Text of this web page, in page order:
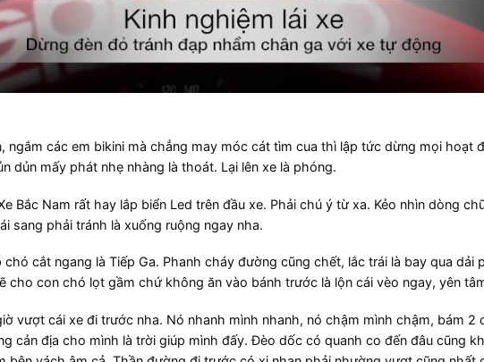
ngắm các em bikini mà chẳng may móc cát tìm cua thì lập tức dừng mọi hoạt
dủn mấy phát nhẹ nhàng là thoát. Lại lên xe là phóng.​
Bắc Nam rất hay lắp biển Led trên đầu xe. Phải chú ý từ xa. Kẻo nhìn dòng
sang phải tránh là xuống ruộng ngay nha.​
cắt ngang là Tiếp Ga. Phanh cháy đường cũng chết, lắc trái là bay qua dải
cho con chó lọt gầm chứ không ăn vào bánh trước là lộn cái vèo ngay, yên
vượt cái xe đi trước nha. Nó nhanh mình nhanh, nó chậm mình chậm, bám 2
cản địa cho mình là trời giúp mình đấy. Đèo dốc có quanh co đến đâu cũng